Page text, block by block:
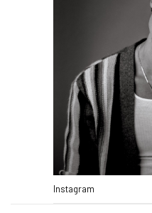
Instagram